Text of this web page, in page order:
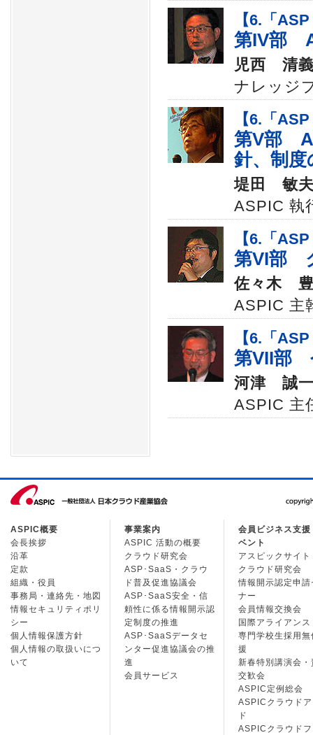
【6.「
第IV部
児西 清
ナレッジ
【6.「
第V部
針、制度
堤田 敏
ASPIC 執
【6.「
第VI部
佐々木
ASPIC 主
【6.「
第VII部
河津 誠
ASPIC 主
ASPIC概要
会長挨拶
沿革
定款
組織・役員
事務局・連絡先・地図
情報セキュリティポリ
シー
個人情報保護方針
個人情報の取扱いにつ
いて
事業案内
ASPIC 活動の概要
クラウド研究会
ASP･SaaS・クラウ
ド普及促進協議会
ASP･SaaS安全・信
頼性に係る情報開示認
定制度の推進
ASP･SaaSデータセ
ンター促進協議会の推
進
会員サービス
会員ビジネス支援
ベント
アスピックサイト
クラウド研究会
情報開示認定申請
ナー
会員情報交換会
国際アライアンス
専門学校生採用無
援
新春特別講演会・
交歓会
ASPIC定例総会
ASPICクラウド
ド
ASPICクラウド